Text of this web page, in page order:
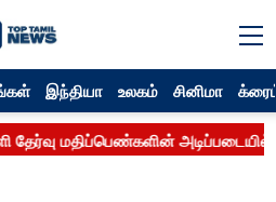
இந்தியா உலகம் சினிமா